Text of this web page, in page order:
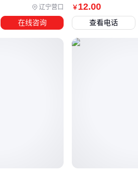
单具遗体运输选5-8座车型即可
需要同时运送棺木等物品时，载质量需
辽宁营口
在线咨询
￥ 12.00
查看电话